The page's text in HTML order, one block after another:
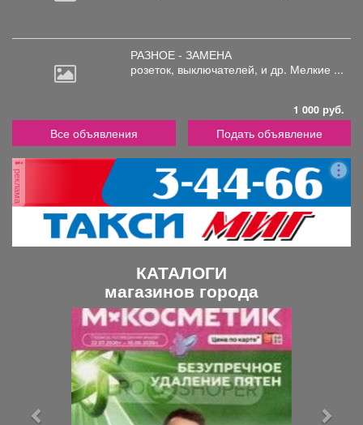
РАЗНОЕ - ЗАМЕНА
розеток, выключателей, и др. Мелкие ...
1 000 руб.
Все объявления Подать объявление
реклама
КАТАЛОГИ
магазинов города